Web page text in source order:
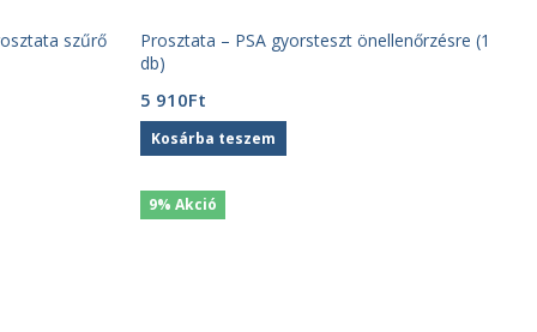
szűrő
Prosztata – PSA gyorsteszt önellenőrzésre (1
db)
5 910Ft
Kosárba teszem
9% Akció